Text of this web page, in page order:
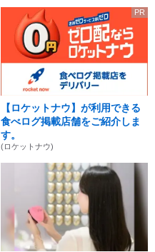
PR
【ロケットナウ】が利用できる
食べログ掲載店舗をご紹介しま
す。
(ロケットナウ)